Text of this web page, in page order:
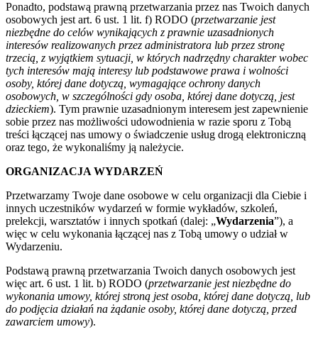
Ponadto, podstawą prawną przetwarzania przez nas Twoich danych
osobowych jest art. 6 ust. 1 lit. f) RODO (przetwarzanie jest
niezbędne do celów wynikających z prawnie uzasadnionych
interesów realizowanych przez administratora lub przez stronę
trzecią, z wyjątkiem sytuacji, w których nadrzędny charakter wobec
tych interesów mają interesy lub podstawowe prawa i wolności
osoby, której dane dotyczą, wymagające ochrony danych
osobowych, w szczególności gdy osoba, której dane dotyczą, jest
dzieckiem). Tym prawnie uzasadnionym interesem jest zapewnienie
sobie przez nas możliwości udowodnienia w razie sporu z Tobą
treści łączącej nas umowy o świadczenie usług drogą elektroniczną
oraz tego, że wykonaliśmy ją należycie.
ORGANIZACJA WYDARZEŃ
Przetwarzamy Twoje dane osobowe w celu organizacji dla Ciebie i
innych uczestników wydarzeń w formie wykładów, szkoleń,
prelekcji, warsztatów i innych spotkań (dalej: „Wydarzenia”), a
więc w celu wykonania łączącej nas z Tobą umowy o udział w
Wydarzeniu.
Podstawą prawną przetwarzania Twoich danych osobowych jest
więc art. 6 ust. 1 lit. b) RODO (przetwarzanie jest niezbędne do
wykonania umowy, której stroną jest osoba, której dane dotyczą, lub
do podjęcia działań na żądanie osoby, której dane dotyczą, przed
zawarciem umowy).